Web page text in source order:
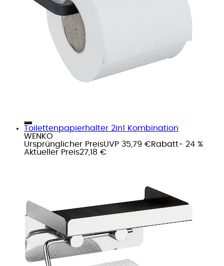
Toilettenpapierhalter 2in1 Kombination
WENKO
Ursprünglicher PreisUVP 35,79 €Rabatt- 24 %
Aktueller Preis27,18 €